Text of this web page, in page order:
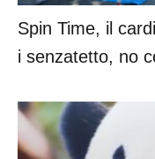
Spin Time, il
i senzatetto, no